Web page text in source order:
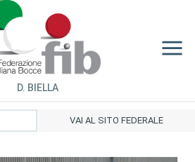
D. BIELLA
VAI AL SITO FEDERALE